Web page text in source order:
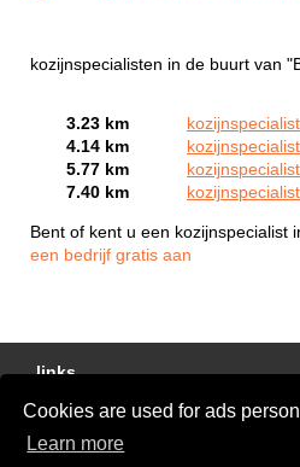
Cookies are used for ads
Learn more
kozijnspecialisten in de buurt van
3.23 km
4.14 km
5.77 km
7.40 km
Bent of kent u een kozijnspecialist
een bedrijf gratis aan
links
Gratis Offertes Vergelijken
Disclaimer